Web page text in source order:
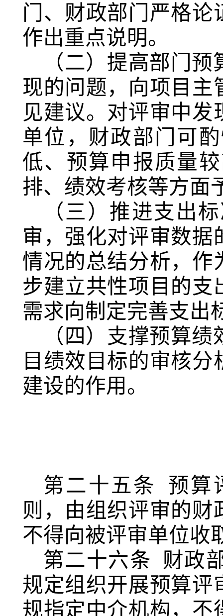
门、财政部门严格
作出重点说明。
（二）提高部门
现的问题，向项目主
见建议。对评审中
单位，财政部门可
低、预算申报质量
排、绩效考核等方面
（三）推进支出
审，强化对评审数
情况的总结分析，作
步建立共性项目的支
需求向制定完善支出
（四）支撑预算
目绩效目标的审核
建设的作用。
第二十五条
预算
则，由组织评审的
不得向被评审单位收
第二十六条
财政
规定组织开展预算评
规指定中介机构，不